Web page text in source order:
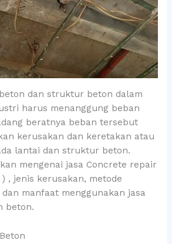
dan struktur beton dalam
harus menanggung beban
beratnya beban tersebut
kerusakan dan keretakan atau
lantai dan struktur beton.
mengenai jasa Concrete repair
, jenis kerusakan, metode
manfaat menggunakan jasa
beton.